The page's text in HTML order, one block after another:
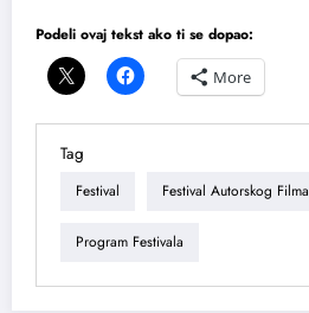
Podeli ovaj tekst ako ti se dopao:
More
Tag
Festival Festival Autorskog Filma
Program Festivala